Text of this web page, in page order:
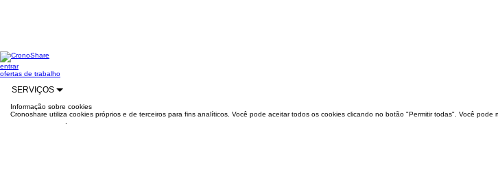
entrar
ofertas de trabalho
SERVIÇOS
Informação sobre cookies
Cronoshare utiliza cookies próprios e de terceiros para fins analíticos. Você pode aceitar todos os cookies clicando no botão "Permitir todas". Você pode